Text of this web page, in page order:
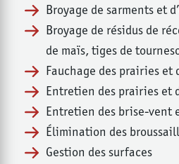
Broyage de sarments et
Broyage de résidus de
de maïs, tiges de
Fauchage des prairies et
Entretien des prairies et
Entretien des brise-vent
Élimination des
Gestion des surfaces